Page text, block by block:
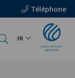
Téléphone
FR